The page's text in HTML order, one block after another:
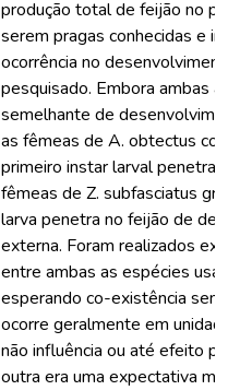
produção total de feijão no
serem pragas conhecidas e
ocorrência no
pesquisado. Embora ambas
semelhante de
as fêmeas de A. obtectus
primeiro instar larval penetra
fêmeas de Z. subfasciatus
larva penetra no feijão de
externa. Foram realizados
entre ambas as espécies
esperando co-existência
ocorre geralmente em
não influência ou até efeito
outra era uma expectativa